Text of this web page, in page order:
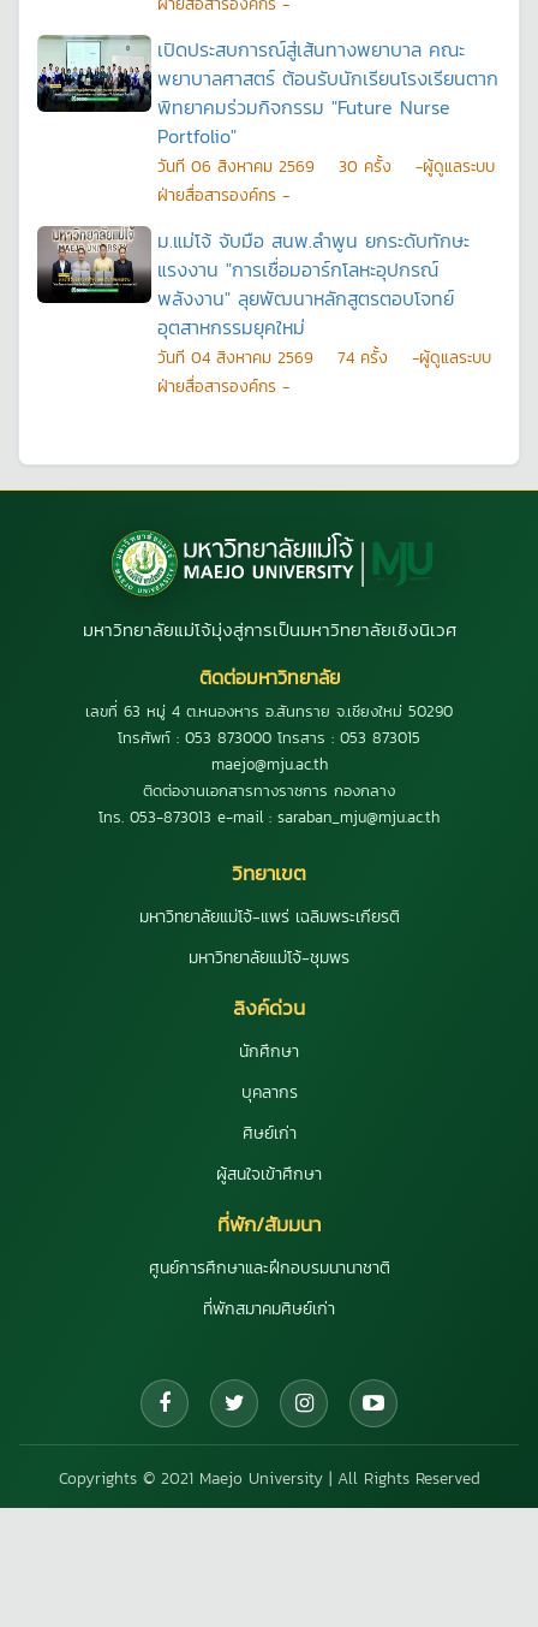
เปิดประสบการณ์สู่เส้นทางพยาบาล คณะ
พยาบาลศาสตร์ ต้อนรับนักเรียนโรงเรียนตาก
พิทยาคมร่วมกิจกรรม "Future Nurse
Portfolio"
วันที 06 สิงหาคม 2569 30 ครั้ง
-ผู้ดูแลระบบ
ฝ่ายสื่อสารองค์กร -
ม.แม่โจ้ จับมือ สนพ.ลำพูน ยกระดับทักษะ
แรงงาน "การเชื่อมอาร์กโลหะอุปกรณ์
พลังงาน" ลุยพัฒนาหลักสูตรตอบโจทย์
อุตสาหกรรมยุคใหม่
วันที 04 สิงหาคม 2569 74 ครั้ง
-ผู้ดูแลระบบ
ฝ่ายสื่อสารองค์กร -
มหาวิทยาลัยแม่โจ้มุ่งสู่การเป็นมหาวิทยาลัยเชิงนิเวศ
ติดต่อมหาวิทยาลัย
เลขที่ 63 หมู่ 4 ต.หนองหาร อ.สันทราย จ.เชียงใหม่ 50290
โทรศัพท์ : 053 873000 โทรสาร : 053 873015
maejo@mju.ac.th
ติดต่องานเอกสารทางราชการ กองกลาง
โทร. 053-873013 e-mail : saraban_mju@mju.ac.th
วิทยาเขต
มหาวิทยาลัยแม่โจ้-แพร่ เฉลิมพระเกียรติ
มหาวิทยาลัยแม่โจ้-ชุมพร
ลิงค์ด่วน
นักศึกษา
บุคลากร
ศิษย์เก่า
ผู้สนใจเข้าศึกษา
ที่พัก/สัมมนา
ศูนย์การศึกษาและฝึกอบรมนานาชาติ
ที่พักสมาคมศิษย์เก่า
Copyrights © 2021 Maejo University | All Rights Reserved